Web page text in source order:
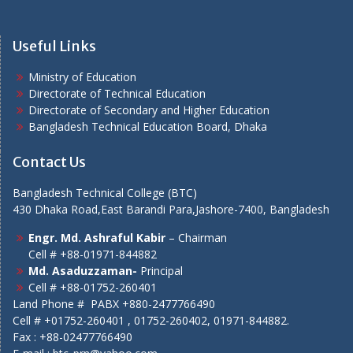
Useful Links
Ministry of Education
Directorate of Technical Education
Directorate of Secondary and Higher Education
Bangladesh Technical Education Board, Dhaka
Contact Us
Bangladesh Technical College (BTC)
430 Dhaka Road,East Barandi Para,Jashore-7400, Bangladesh
Engr. Md. Ashraful Kabir – Chairman
Cell # +88-01971-844882
Md. Asaduzzaman- Principal
Cell # +88-01752-260401
Land Phone # PABX +880-2477766490
Cell # +01752-260401 , 01752-260402, 01971-844882.
Fax : +88-02477766490